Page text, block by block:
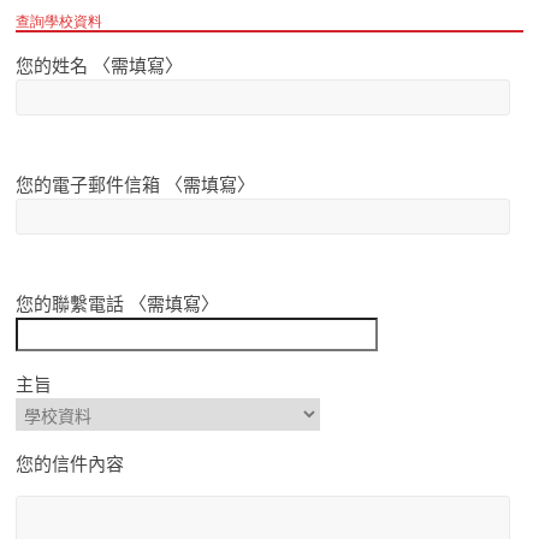
查詢學校資料
您的姓名 〈需填寫〉
您的電子郵件信箱 〈需填寫〉
您的聯繫電話 〈需填寫〉
主旨
您的信件內容